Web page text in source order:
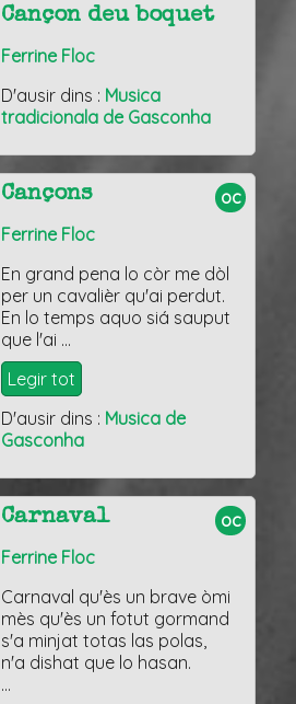
Cançon deu boquet
Ferrine Floc
D'ausir dins : Musica
tradicionala de Gasconha
oc
Cançons
Ferrine Floc
En grand pena lo còr me dòl
per un cavalièr qu'ai perdut.
En lo temps aquo siá sauput
que l'ai …
Legir tot
D'ausir dins : Musica de
Gasconha
oc
Carnaval
Ferrine Floc
Carnaval qu'ès un brave òmi
mès qu'ès un fotut gormand
s'a minjat totas las polas,
n'a dishat que lo hasan.
…